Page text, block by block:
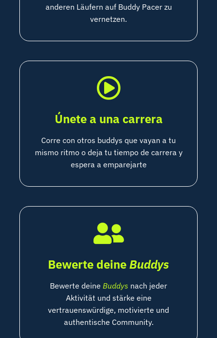
anderen Läufern auf Buddy Pacer zu
vernetzen.
Únete a una carrera
Corre con otros buddys que vayan a tu
mismo ritmo o deja tu tiempo de carrera y
espera a emparejarte
Bewerte deineBuddys
Bewerte deine Buddys nach jeder
Aktivität und stärke eine
vertrauenswürdige, motivierte und
authentische Community.